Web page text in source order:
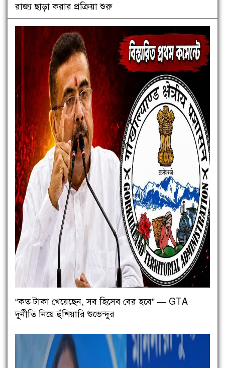
রাজ্য ছাড়া করার প্রক্রিয়া শুরু
“কত টাকা খেয়েছেন, সব হিসেব বের হবে” — GTA
দুর্নীতি নিয়ে হুঁশিয়ারি শুভেন্দুর